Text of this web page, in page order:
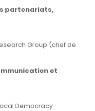
partenariats,
Group (chef de
et
Democracy